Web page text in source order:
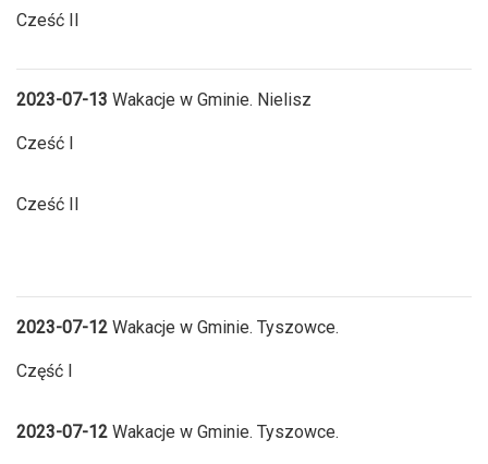
Cześć II
2023-07-13 Wakacje w Gminie. Nielisz
Cześć I
Cześć II
2023-07-12 Wakacje w Gminie. Tyszowce.
Część I
2023-07-12 Wakacje w Gminie. Tyszowce.